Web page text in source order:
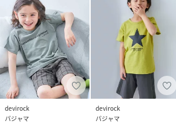
devirock
パジャマ
devirock
パジャマ